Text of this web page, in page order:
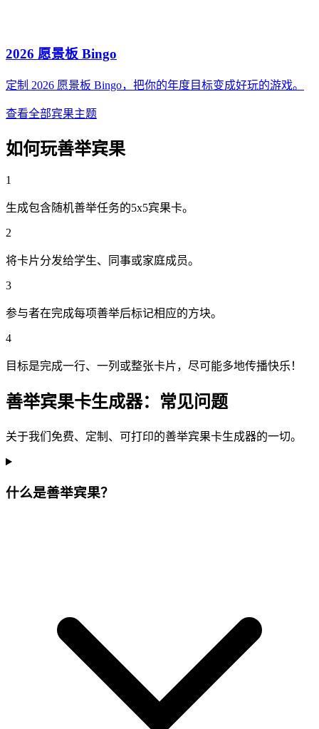
2026 愿景板 Bingo
定制 2026 愿景板 Bingo，把你的年度目标变成好玩的游戏。
查看全部宾果主题
如何玩善举宾果
1
生成包含随机善举任务的5x5宾果卡。
2
将卡片分发给学生、同事或家庭成员。
3
参与者在完成每项善举后标记相应的方块。
4
目标是完成一行、一列或整张卡片，尽可能多地传播快乐！
善举宾果卡生成器：常见问题
关于我们免费、定制、可打印的善举宾果卡生成器的一切。
什么是善举宾果？